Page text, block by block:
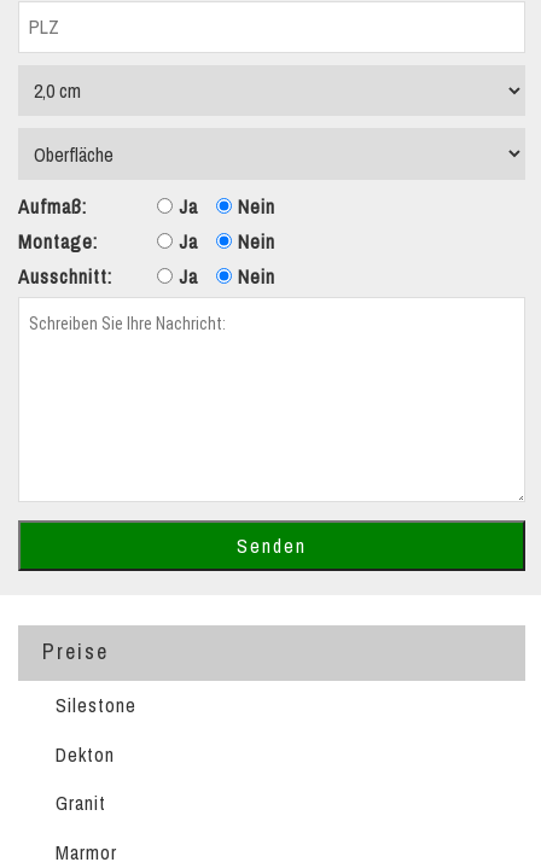
Aufmaß: Ja
Nein
Montage:
Ja
Nein
Ausschnitt:
Ja Nein
Preise
Silestone
Dekton
Granit
Marmor